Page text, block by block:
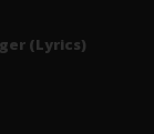
(Lyrics)